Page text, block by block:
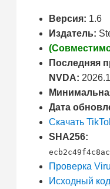
Версия: 1.6
Издатель:
Последняя
NVDA:
Дата
Скачать
SHA256:
Проверка
Исходный код